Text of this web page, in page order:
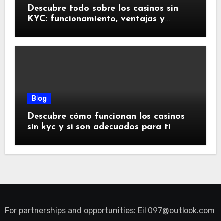
Descubre todo sobre los casinos sin
KYC: funcionamiento, ventajas y
Blog
Descubre cómo funcionan los casinos
sin kyc y si son adecuados para ti
For partnerships and opportunities: Eill097@outlook.com